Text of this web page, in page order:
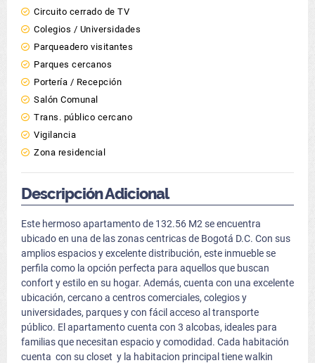
Circuito cerrado de TV
Colegios / Universidades
Parqueadero visitantes
Parques cercanos
Portería / Recepción
Salón Comunal
Trans. público cercano
Vigilancia
Zona residencial
Descripción Adicional
Este hermoso apartamento de 132.56 M2 se encuentra
ubicado en una de las zonas centricas de Bogotá D.C. Con sus
amplios espacios y excelente distribución, este inmueble se
perfila como la opción perfecta para aquellos que buscan
confort y estilo en su hogar. Además, cuenta con una excelente
ubicación, cercano a centros comerciales, colegios y
universidades, parques y con fácil acceso al transporte
público. El apartamento cuenta con 3 alcobas, ideales para
familias que necesitan espacio y comodidad. Cada habitación
cuenta con su closet y la habitacion principal tiene walkin